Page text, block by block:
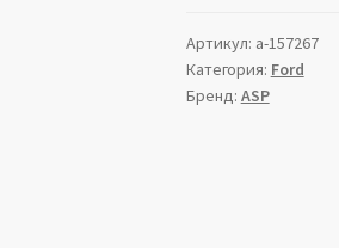
Артикул: a-157267
Категория: Ford
Бренд: ASP